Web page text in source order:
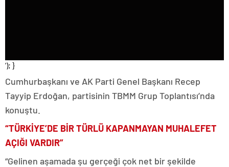
‘); }
Cumhurbaşkanı ve AK Parti Genel Başkanı Recep
Tayyip Erdoğan, partisinin TBMM Grup Toplantısı’nda
konuştu.
“TÜRKİYE’DE BİR TÜRLÜ KAPANMAYAN MUHALEFET
AÇIĞI VARDIR”
“Gelinen aşamada şu gerçeği çok net bir şekilde